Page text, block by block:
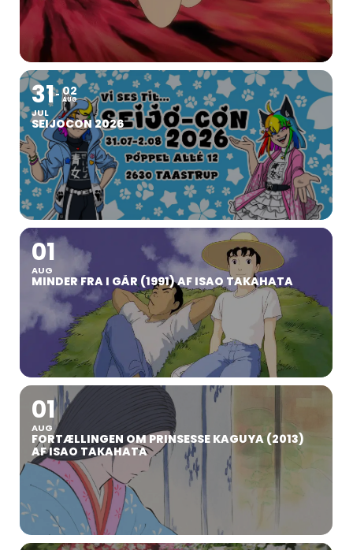
31
JUL
02
AUG
SEIJOCON 2026
01
AUG
MINDER FRA I GÅR (1991) AF ISAO TAKAHATA
01
AUG
FORTÆLLINGEN OM PRINSESSE KAGUYA (2013)
AF ISAO TAKAHATA